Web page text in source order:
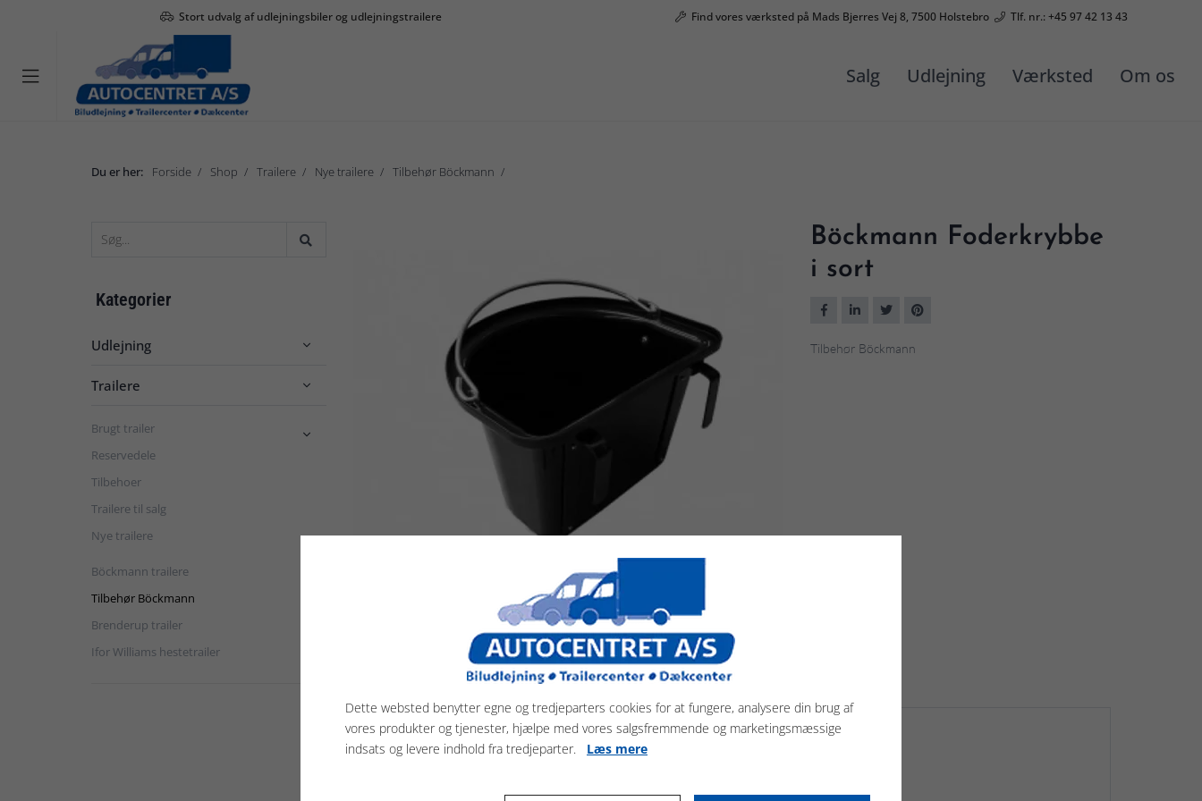
Stort udvalg af udlejningsbiler og udlejningstrailere Find vores værksted på Mads Bjerres Vej 8, 7500 Holstebro Tlf. nr.: +45 97 42 13 43
 Salg Udlejning Værksted Om os
Du er her: Forside Shop Trailere Nye trailere Tilbehør Böckmann
Kategorier
Udlejning 
Trailere 
Brugt trailer 
Reservedele
Tilbehoer
Trailere til salg
Nye trailere
Böckmann trailere
Tilbehør Böckmann
Brenderup trailer
Ifor Williams hestetrailer
Böckmann Foderkrybbe
i sort
Tilbehør Böckmann
Detaljer om produktet
Dette websted benytter egne og tredjeparters cookies for at fungere, analysere din brug af
vores produkter og tjenester, hjælpe med vores salgsfremmende og marketingsmæssige
indsats og levere indhold fra tredjeparter. Læs mere